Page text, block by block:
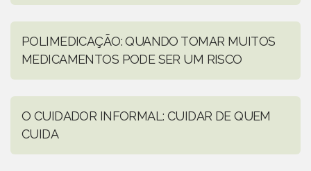
POLIMEDICAÇÃO: QUANDO TOMAR MUITOS
MEDICAMENTOS PODE SER UM RISCO
O CUIDADOR INFORMAL: CUIDAR DE QUEM
CUIDA